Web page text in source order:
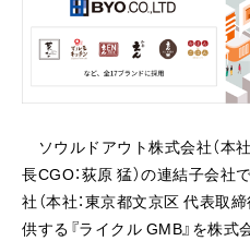
ソウルドアウト株式会社（本
長CGO：荻原 猛）の連結子会
社（本社：東京都文京区 代表取
供する『ライクル GMB』を株式